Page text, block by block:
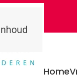
Home